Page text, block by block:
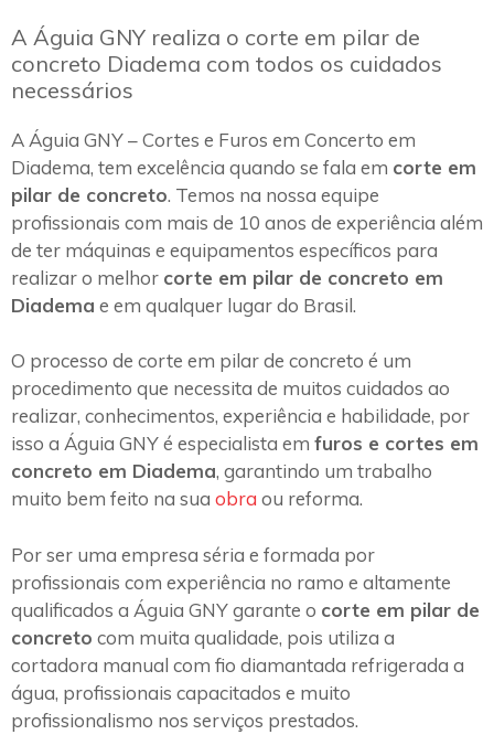
A Águia GNY realiza o corte em pilar de
concreto Diadema com todos os cuidados
necessários
A Águia GNY – Cortes e Furos em Concerto em
Diadema, tem excelência quando se fala em corte em
pilar de concreto. Temos na nossa equipe
profissionais com mais de 10 anos de experiência além
de ter máquinas e equipamentos específicos para
realizar o melhor corte em pilar de concreto em
Diadema e em qualquer lugar do Brasil.
O processo de corte em pilar de concreto é um
procedimento que necessita de muitos cuidados ao
realizar, conhecimentos, experiência e habilidade, por
isso a Águia GNY é especialista em furos e cortes em
concreto em Diadema, garantindo um trabalho
muito bem feito na sua obra ou reforma.
Por ser uma empresa séria e formada por
profissionais com experiência no ramo e altamente
qualificados a Águia GNY garante o corte em pilar de
concreto com muita qualidade, pois utiliza a
cortadora manual com fio diamantada refrigerada a
água, profissionais capacitados e muito
profissionalismo nos serviços prestados.